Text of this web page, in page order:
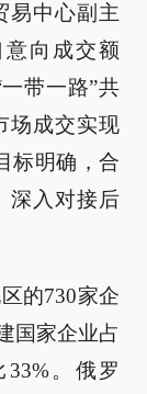
易中心副主
向成交额
带一路”共
场成交实现
标明确，合
深入对接后
的730家企
国家企业占
33%。俄罗